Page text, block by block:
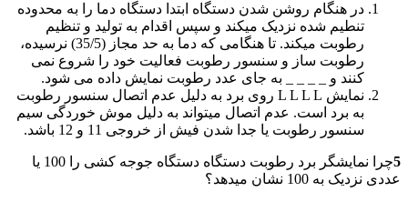
در هنگام روشن شدن دستگاه ابتدا دستگاه دما را به محدوده
تنطیم شده نزدیک میکند و سپس اقدام به تولید و تنظیم
رطوبت میکند. تا هنگامی که دما به حد مجاز (35/5) نرسیده،
رطوبت ساز و سنسور رطوبت فعالیت خود را شروع نمی
کنند و _ _ _ _ به جای عدد رطوبت نمایش داده می شود.
نمایش L L L L روی برد به دلیل عدم اتصال سنسور رطوبت
به برد است. عدم اتصال میتواند به دلیل موش خوردگی سیم
سنسور رطوبت یا جدا شدن فیش از خروجی 11 و 12 باشد.
5
چرا نمایشگر برد رطوبت دستگاه دستگاه جوجه کشی را 100 یا
عددی نزدیک به 100 نشان میدهد؟